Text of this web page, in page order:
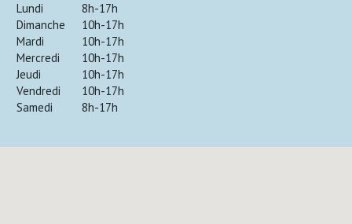
Lundi
8h-17h
Dimanche
10h-17h
Mardi
10h-17h
Mercredi
10h-17h
Jeudi
10h-17h
Vendredi
10h-17h
Samedi
8h-17h